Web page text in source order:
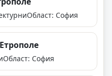
Област: София
Област: София